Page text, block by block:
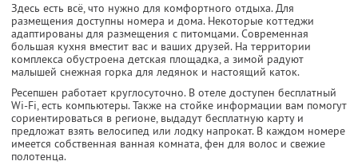
Здесь есть всё, что нужно для комфортного отдыха. Для
размещения доступны номера и дома. Некоторые коттеджи
адаптированы для размещения с питомцами. Современная
большая кухня вместит вас и ваших друзей. На территории
комплекса обустроена детская площадка, а зимой радуют
малышей снежная горка для ледянок и настоящий каток.
Ресепшен работает круглосуточно. В отеле доступен бесплатный
Wi-Fi, есть компьютеры. Также на стойке информации вам помогут
сориентироваться в регионе, выдадут бесплатную карту и
предложат взять велосипед или лодку напрокат. В каждом номере
имеется собственная ванная комната, фен для волос и свежие
полотенца.